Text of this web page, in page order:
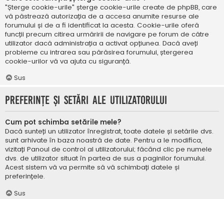
"Șterge cookie-urile" șterge cookie-urile create de phpBB, care
vă păstrează autorizația de a accesa anumite resurse ale
forumului și de a fi identificat la acesta. Cookie-urile oferă
funcții precum citirea urmăririi de navigare pe forum de către
utilizator dacă administrația a activat opțiunea. Dacă aveți
probleme cu intrarea sau părăsirea forumului, ștergerea
cookie-urilor vă va ajuta cu siguranță.
Sus
Preferințe și setări ale utilizatorului
Cum pot schimba setările mele?
Dacă sunteți un utilizator înregistrat, toate datele și setările dvs.
sunt arhivate în baza noastră de date. Pentru a le modifica,
vizitați Panoul de control al utilizatorului; făcând clic pe numele
dvs. de utilizator situat în partea de sus a paginilor forumului.
Acest sistem vă va permite să vă schimbați datele și
preferințele.
Sus